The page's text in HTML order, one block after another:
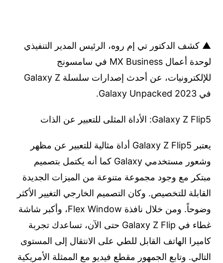
▲ كشف الدكتور تي إم روه، الرئيس المدير التنفيذي
لوحدة أعمال MX Business في سامسونج
للإلكترونيات، عن أحدث إصدارات سلسلة Galaxy Z
في Galaxy Unpacked 2023.
Galaxy Z Flip5: الأداة المثلى للتعبير عن الذات
يعتبر Galaxy Z Flip5 أداة مثالية للتعبير عن مظهر
وشعور مستخدمي Galaxy كما أنه يكتمل بتصميم
مبتكر مع وجود مجموعة متنوعة من الميزات الجديدة
القابلة للتخصيص. وكان التصميم الخارجي التغيير الأكثر
وضوحاً. ومن خلال نافذة Flex Window، وأكبر شاشة
غطاء في Galaxy Z Flip حتى الآن، تساعدك تجربة
كاميرا الهاتف القابل للطي على الانتقال إلى المستوى
التالي. وتابع الجمهور مقطع فيديو مع الممثلة الأمريكية